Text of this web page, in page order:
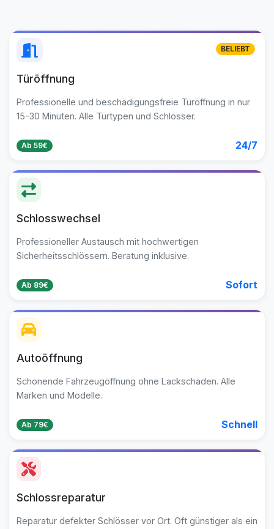
Türöffnung
Professionelle und beschädigungsfreie Türöffnung in nur
15-30 Minuten. Alle Türtypen und Schlösser.
Ab 59€ 24/7
BELIEBT
Schlosswechsel
Professioneller Austausch mit hochwertigen
Sicherheitsschlössern. Beratung inklusive.
Ab 89€ Sofort
Autoöffnung
Schonende Fahrzeugöffnung ohne Lackschäden. Alle
Marken und Modelle.
Ab 79€ Schnell
Schlossreparatur
Reparatur defekter Schlösser vor Ort. Oft günstiger als ein